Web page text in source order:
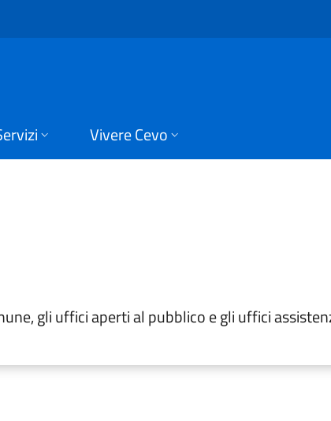
Vivere Cevo
gli uffici aperti al pubblico e gli uffici